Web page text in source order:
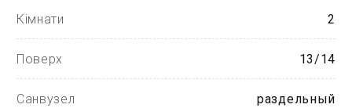
Кімнати 2
Поверх 13/14
Санвузел раздельный